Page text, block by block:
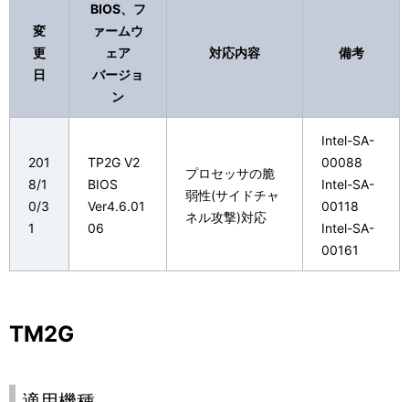
変
更
日
BIOS、フ
ァームウ
ェア
バージョ
ン
対応内容 備考
201
8/1
0/3
1
TP2G V2
BIOS
Ver4.6.01
06
プロセッサの脆
弱性(サイドチャ
ネル攻撃)対応
Intel-SA-
00088
Intel-SA-
00118
Intel-SA-
00161
TM2G